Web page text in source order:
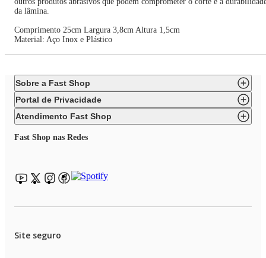
da lâmina.
Comprimento 25cm Largura 3,8cm Altura 1,5cm
Material: Aço Inox e Plástico
Sobre a Fast Shop
Portal de Privacidade
Atendimento Fast Shop
Fast Shop nas Redes
Site seguro